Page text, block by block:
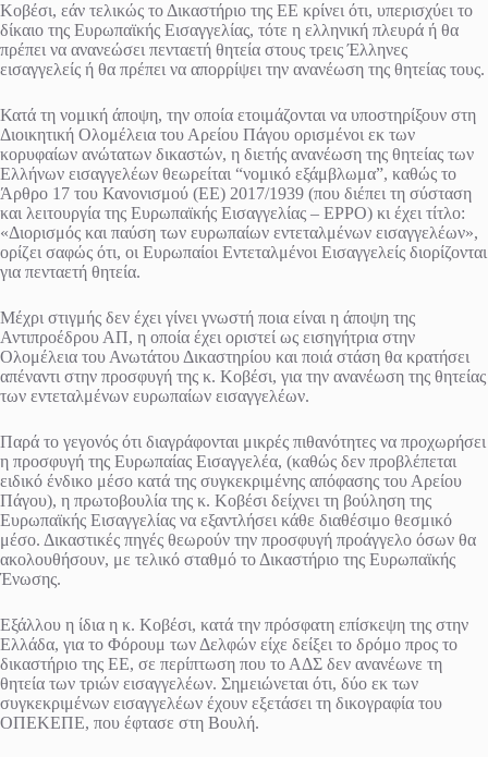
Κοβέσι, εάν τελικώς το Δικαστήριο της ΕΕ κρίνει ότι, υπερισχύει το
δίκαιο της Ευρωπαϊκής Εισαγγελίας, τότε η ελληνική πλευρά ή θα
πρέπει να ανανεώσει πενταετή θητεία στους τρεις Έλληνες
εισαγγελείς ή θα πρέπει να απορρίψει την ανανέωση της θητείας τους.
Κατά τη νομική άποψη, την οποία ετοιμάζονται να υποστηρίξουν στη
Διοικητική Ολομέλεια του Αρείου Πάγου ορισμένοι εκ των
κορυφαίων ανώτατων δικαστών, η διετής ανανέωση της θητείας των
Ελλήνων εισαγγελέων θεωρείται “νομικό εξάμβλωμα”, καθώς το
Άρθρο 17 του Κανονισμού (ΕΕ) 2017/1939 (που διέπει τη σύσταση
και λειτουργία της Ευρωπαϊκής Εισαγγελίας – EPPO) κι έχει τίτλο:
«Διορισμός και παύση των ευρωπαίων εντεταλμένων εισαγγελέων»,
ορίζει σαφώς ότι, οι Ευρωπαίοι Εντεταλμένοι Εισαγγελείς διορίζονται
για πενταετή θητεία.
Μέχρι στιγμής δεν έχει γίνει γνωστή ποια είναι η άποψη της
Αντιπροέδρου ΑΠ, η οποία έχει οριστεί ως εισηγήτρια στην
Ολομέλεια του Ανωτάτου Δικαστηρίου και ποιά στάση θα κρατήσει
απέναντι στην προσφυγή της κ. Κοβέσι, για την ανανέωση της θητείας
των εντεταλμένων ευρωπαίων εισαγγελέων.
Παρά το γεγονός ότι διαγράφονται μικρές πιθανότητες να προχωρήσει
η προσφυγή της Ευρωπαίας Εισαγγελέα, (καθώς δεν προβλέπεται
ειδικό ένδικο μέσο κατά της συγκεκριμένης απόφασης του Αρείου
Πάγου), η πρωτοβουλία της κ. Κοβέσι δείχνει τη βούληση της
Ευρωπαϊκής Εισαγγελίας να εξαντλήσει κάθε διαθέσιμο θεσμικό
μέσο. Δικαστικές πηγές θεωρούν την προσφυγή προάγγελο όσων θα
ακολουθήσουν, με τελικό σταθμό το Δικαστήριο της Ευρωπαϊκής
Ένωσης.
Εξάλλου η ίδια η κ. Κοβέσι, κατά την πρόσφατη επίσκεψη της στην
Ελλάδα, για το Φόρουμ των Δελφών είχε δείξει το δρόμο προς το
δικαστήριο της ΕΕ, σε περίπτωση που το ΑΔΣ δεν ανανέωνε τη
θητεία των τριών εισαγγελέων. Σημειώνεται ότι, δύο εκ των
συγκεκριμένων εισαγγελέων έχουν εξετάσει τη δικογραφία του
ΟΠΕΚΕΠΕ, που έφτασε στη Βουλή.